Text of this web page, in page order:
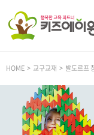
HOME > 교구교재 > 발도르프